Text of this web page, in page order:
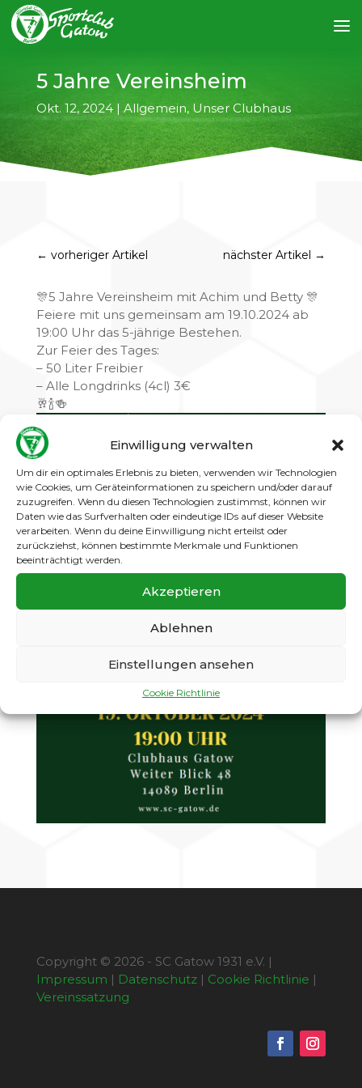
Einwilligung verwalten
Um dir ein optimales Erlebnis zu bieten, verwenden wir Technologien
wie Cookies, um Geräteinformationen zu speichern und/oder darauf
zuzugreifen. Wenn du diesen Technologien zustimmst, können wir
Daten wie das Surfverhalten oder eindeutige IDs auf dieser Website
verarbeiten. Wenn du deine Einwilligung nicht erteilst oder
zurückziehst, können bestimmte Merkmale und Funktionen
beeinträchtigt werden.
Akzeptieren
Ablehnen
Einstellungen ansehen
Cookie Richtlinie
5 Jahre Vereinsheim
Okt. 12, 2024| Allgemein, Unser Clubhaus
← vorheriger Artikel nächster Artikel →
🎊5 Jahre Vereinsheim mit Achim und Betty 🎊
Feiere mit uns gemeinsam am 19.10.2024 ab
19:00 Uhr das 5-jährige Bestehen.
Zur Feier des Tages:
– 50 Liter Freibier
– Alle Longdrinks (4cl) 3€
🥂🍾🍻
Copyright © 2026 - SC Gatow 1931 e.V. |
Impressum | Datenschutz| Cookie Richtlinie |
Vereinssatzung